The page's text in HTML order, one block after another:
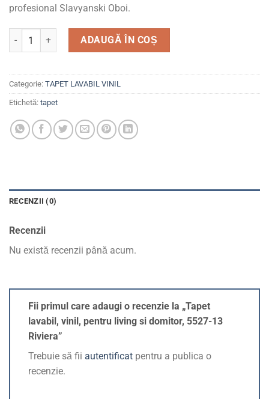
profesional Slavyanski Oboi.
Cantitate Tapet lavabil, vinil, pentru living si domitor, 5527-
ADAUGĂ ÎN COȘ
Categorie: TAPET LAVABIL VINIL
Etichetă: tapet
RECENZII (0)
Recenzii
Nu există recenzii până acum.
Fii primul care adaugi o recenzie la „Tapet
lavabil, vinil, pentru living si domitor, 5527-13
Riviera”
Trebuie să fii autentificat pentru a publica o
recenzie.